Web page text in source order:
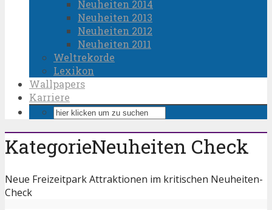
Neuheiten 2014
Neuheiten 2013
Neuheiten 2012
Neuheiten 2011
Weltrekorde
Lexikon
Wallpapers
Karriere
KategorieNeuheiten Check
Neue Freizeitpark Attraktionen im kritischen Neuheiten-
Check